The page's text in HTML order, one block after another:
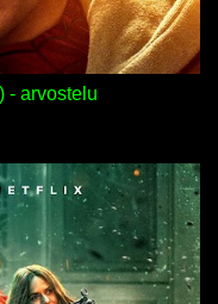
- arvostelu